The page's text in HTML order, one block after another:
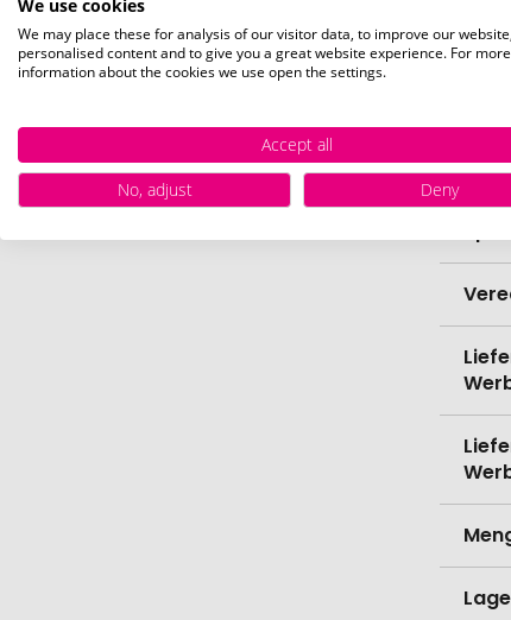
We use cookies
We may place these for analysis of our visitor data, to improve our
personalised content and to give you a great website experience. For more
information about the cookies we use open the settings.
Accept all
No, adjust
Deny